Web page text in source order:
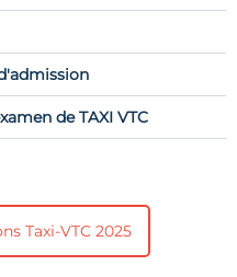
de TAXI VTC
Taxi-VTC 2025